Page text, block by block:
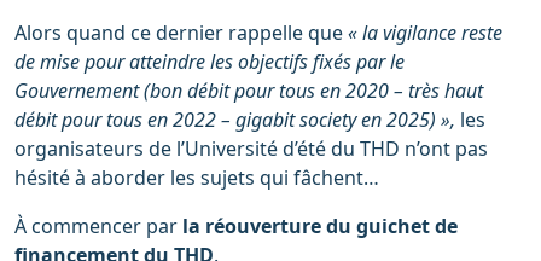
Alors quand ce dernier rappelle que« la vigilance reste
de mise pour atteindre les objectifs fixés par le
Gouvernement (bon débit pour tous en 2020 – très haut
débit pour tous en 2022 – gigabit society en 2025) », les
organisateurs de l’Université d’été du THD n’ont pas
hésité à aborder les sujets qui fâchent…
À commencer par la réouverture du guichet de
financement du THD.